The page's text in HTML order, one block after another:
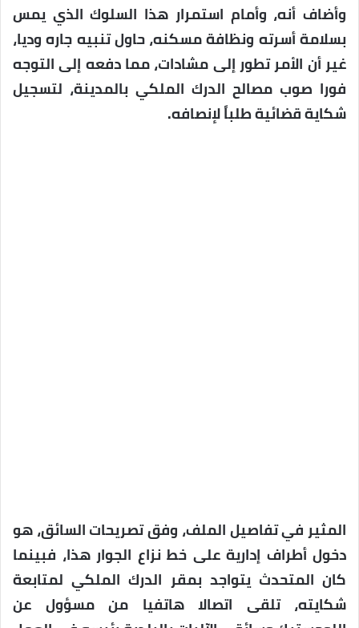
وأضاف أنه، وأمام استمرار هذا السلوك الذي يمس
بسلامة أسرته ونظافة مسكنه، حاول تنبيه جاره وديا،
غير أن الأمر تطور إلى مشادات، مما دفعه إلى التوجه
فورا صوب مصالح الدرك الملكي بالمدينة، لتسجيل
شكاية قضائية طلباً لإنصافه.
المثير في تفاصيل الملف، وفق تصريحات السائق، هو
دخول أطراف إدارية على خط نزاع الجوار هذا، فبينما
كان المتحدث يتواجد بمقر الدرك الملكي لمتابعة
شكايته، تلقى اتصالا هاتفيا من مسؤول عن